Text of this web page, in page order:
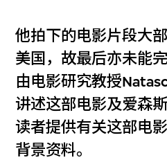
他拍下的电影片段大
美国，故最后亦未能
由电影研究教授
讲述这部电影及爱森
读者提供有关这部电
背景资料。